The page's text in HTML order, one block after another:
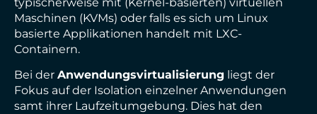
Maschinen (KVMs) oder falls es sich um Linux
basierte Applikationen handelt mit LXC-
Containern.
Bei der Anwendungsvirtualisierung liegt der
Fokus auf der Isolation einzelner Anwendungen
samt ihrer Laufzeitumgebung. Dies hat den